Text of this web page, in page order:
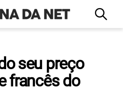
seu preço
francês do